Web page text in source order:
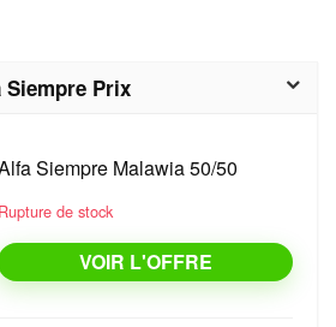
Prix
Siempre Malawia 50/50
Rupture de stock
VOIR L'OFFRE